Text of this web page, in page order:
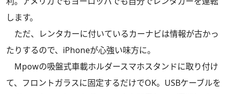
します。
ただ、レンタカーに付いているカーナビは情報が古かっ
たりするので、iPhoneが心強い味方に。
Mpowの吸盤式車載ホルダースマホスタンドに取り付け
て、フロントガラスに固定するだけでOK。USBケーブルを